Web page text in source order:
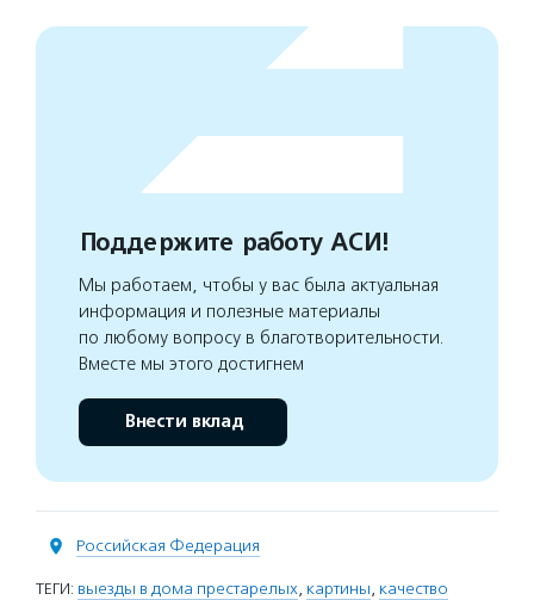
Поддержите работу АСИ!
Мы работаем, чтобы у вас была актуальная
информация и полезные материалы
по любому вопросу в благотворительности.
Вместе мы этого достигнем
Внести вклад
Российская Федерация
ТЕГИ: выезды в дома престарелых, картины, качество